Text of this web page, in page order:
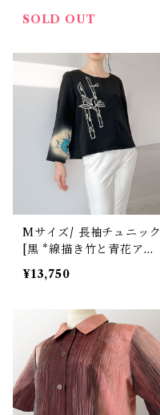
SOLD OUT
Mサイズ/ 長袖チュニック
[黒 *線描き竹と青花アシ
ンメトリーポイント柄]
¥13,750